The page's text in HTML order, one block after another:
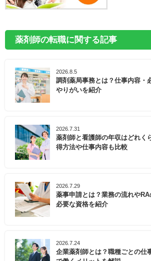
薬剤師の転職に関する記事
2026.8.5
調剤薬局事務とは？仕事内容・
やりがいを紹介
2026.7.31
薬剤師と看護師の年収はどれく
得方法や仕事内容も比較
2026.7.29
薬事申請とは？業務の流れやRA
必要な資格を紹介
2026.7.24
企業薬剤師とは？職種ごとの仕